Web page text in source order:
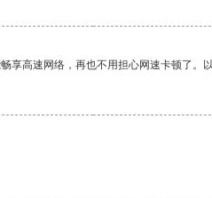
高速网络，再也不用担心网速卡顿了